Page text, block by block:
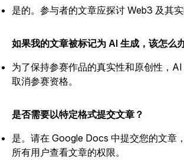
是的。参与者的文章应探讨 Web3 及其实
如果我的文章被标记为 AI 生成，该怎么
为了保持参赛作品的真实性和原创性，
取消参赛资格。
是否需要以特定格式提交文章？
是。请在 Google Docs 中提交您的文章，
所有用户查看文章的权限。